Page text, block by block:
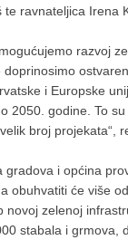
te ravnateljica Irena
razvoj
i Europske
2050. godine. To
broj projekata“,
gradova i općina
obuhvatiti će više
novoj zelenoj
stabala i grmova,